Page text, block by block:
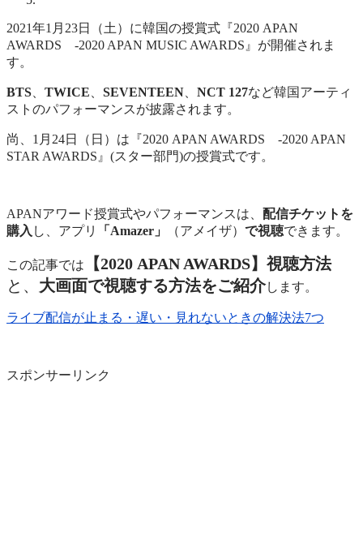
2021年1月23日（土）に韓国の授賞式『2020 APAN
AWARDS -2020 APAN MUSIC AWARDS』が開催されま
す。
BTS、 TWICE、 SEVENTEEN、 NCT 127など韓国アーティ
ストのパフォーマンスが披露されます。
尚、1月24日（日）は『2020 APAN AWARDS -2020 APAN
STAR AWARDS』(スター部門)の授賞式です。
APANアワード授賞式やパフォーマンスは、 配信チケットを
購入 し、アプリ 「Amazer」 （アメイザ） で視聴できます。
この記事では
【2020 APAN AWARDS】視聴方法
と、 大画面で視聴する方法をご紹介します。
ライブ配信が止まる・遅い・見れないときの解決法7つ
スポンサーリンク